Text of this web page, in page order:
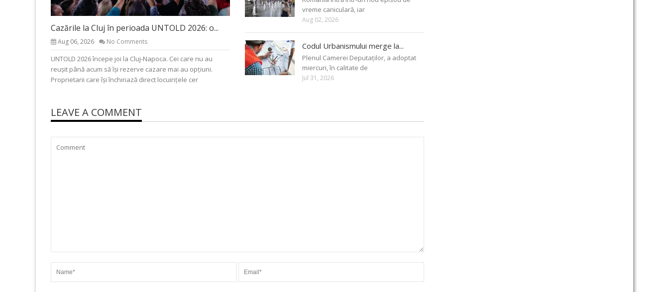
Cazările la Cluj în perioada UNTOLD 2026: o...
Aug 06, 2026 No Comments
UNTOLD 2026 începe joi la Cluj-Napoca. Cei care nu au
reușit până acum să își rezerve cazare mai au opțiuni.
Proprietarii care își închiriază direct locuințele cer
vreme caniculară, iar
Aug 02, 2026
Codul Urbanismului merge la...
Plenul Camerei Deputaților, a adoptat
miercuri, în calitate de
Jul 31, 2026
LEAVE A COMMENT